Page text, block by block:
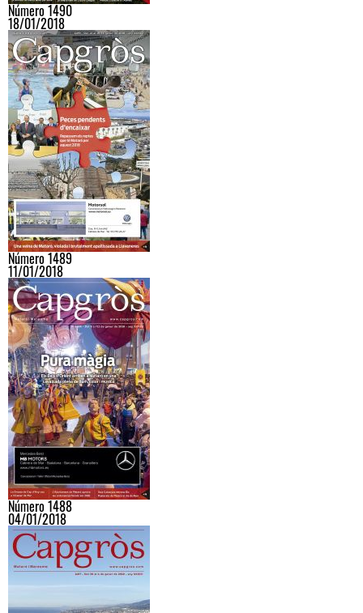
Número 1490
18/01/2018
Número 1489
11/01/2018
Número 1488
04/01/2018